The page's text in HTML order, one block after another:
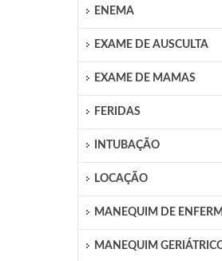
ENEMA
EXAME DE AUSCULTA
EXAME DE MAMAS
FERIDAS
INTUBAÇÃO
LOCAÇÃO
MANEQUIM DE
MANEQUIM